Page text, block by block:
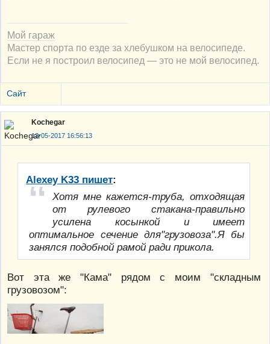
Мой гараж
Мастер спорта по езде за хлебушком на велосипеде.
Если не я построил велосипед — это не мой велосипед.
Сайт
Kochegar
13-05-2017 16:56:13
Alexey K33 пишет:
Хотя мне кажется-труба, отходящая
от рулевого стакана-правильно
усилена косынкой и имеет
оптимальное сечение для"грузовоза".Я бы
занялся подобной рамой ради прикола.
Вот эта же "Кама" рядом с моим "складным
грузовозом":